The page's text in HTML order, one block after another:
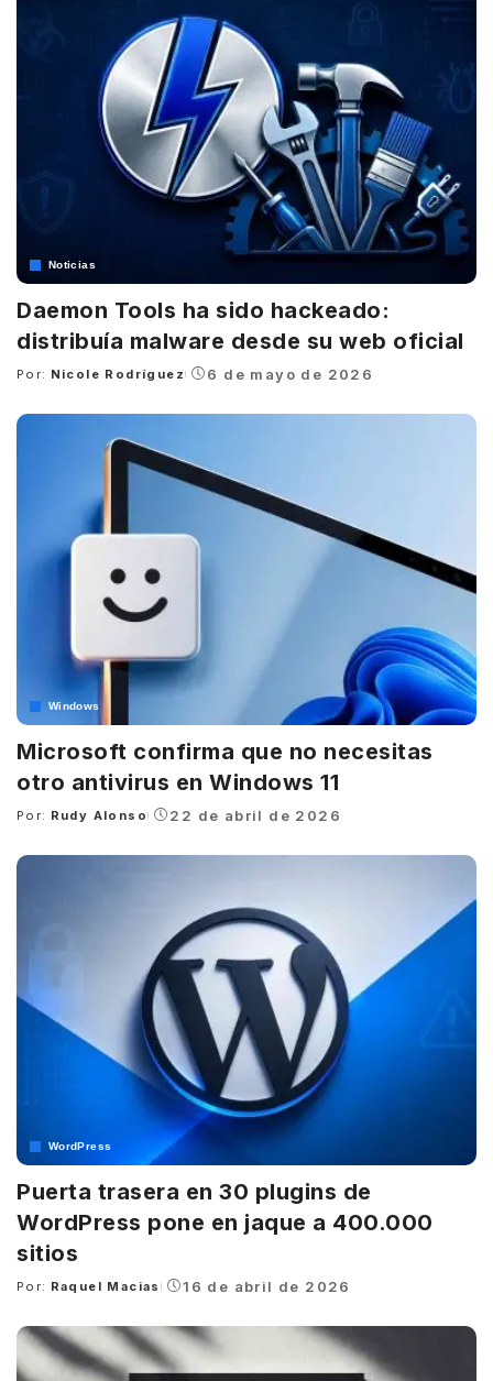
Noticias
Daemon Tools ha sido hackeado:
distribuía malware desde su web oficial
Posted
Por: Nicole Rodríguez 6 de mayo de 2026
Windows
Microsoft confirma que no necesitas
otro antivirus en Windows 11
Posted
Por: Rudy Alonso 22 de abril de 2026
WordPress
Puerta trasera en 30 plugins de
WordPress pone en jaque a 400.000
sitios
Posted
Por: Raquel Macias 16 de abril de 2026